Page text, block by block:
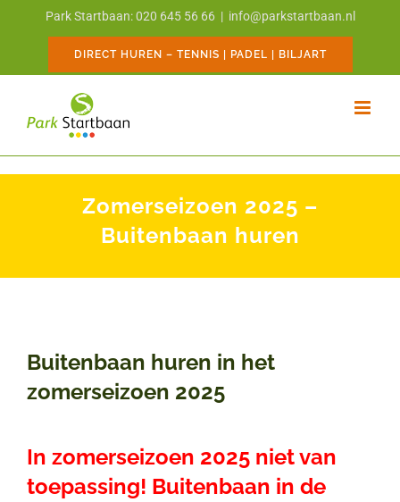
Park Startbaan: 020 645 56 66 | info@parkstartbaan.nl
DIRECT HUREN – TENNIS | PADEL | BILJART
Zomerseizoen 2025 –
Buitenbaan huren
Buitenbaan huren in het
zomerseizoen 2025
In zomerseizoen 2025 niet van
toepassing! Buitenbaan in de